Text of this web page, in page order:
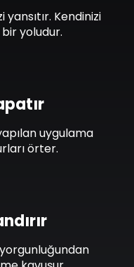
uygulama
örter.
Kendinizi
yoludur.